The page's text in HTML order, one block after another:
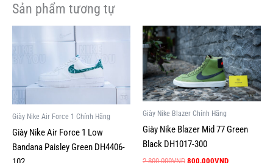
Sản phẩm tương tự
Giày Nike Air Force 1 Chính Hãng
Giày Nike Air Force 1 Low
Bandana Paisley Green DH4406-
gốc
3,900,000VND.
1,500,000VND.
phẩm
nhiều
biến
thể.
Các
tùy
Giày Nike Blazer Chính Hãng
Giày Nike Blazer Mid 77 Green
Black DH1017-300
2,800,000VND
Giá
gốc
là:
2,800,000VND.
800,000VND
Giá
hiện
tại
là:
800,000VND.
Sản
phẩm
này
có
nhiều
thể.
Các
tùy